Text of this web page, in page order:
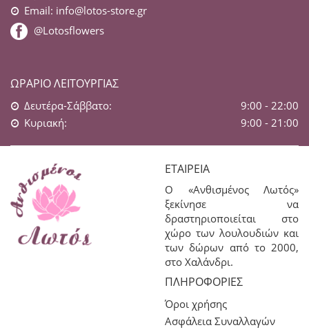
Email: info@lotos-store.gr
@Lotosflowers
ΩΡΆΡΙΟ ΛΕΙΤΟΥΡΓΊΑΣ
Δευτέρα-Σάββατο:
9:00 - 22:00
Κυριακή:
9:00 - 21:00
ΕΤΑΙΡΕΊΑ
Ο «Ανθισμένος Λωτός»
ξεκίνησε να
δραστηριοποιείται στο
χώρο των λουλουδιών και
των δώρων από το 2000,
στο Χαλάνδρι.
ΠΛΗΡΟΦΟΡΊΕΣ
Όροι χρήσης
Ασφάλεια Συναλλαγών